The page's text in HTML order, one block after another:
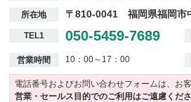
所在地 〒810-0041 福岡県福岡市
TEL1 050-5459-7689
営業時間 10：00～17：00
電話番号およびお問い合わせフォームは、お
営業・セールス目的でのご利用はご遠慮くだ